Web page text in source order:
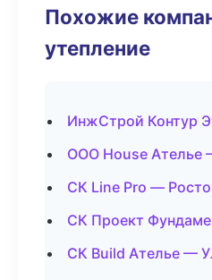
Похожие
утепление
ИнжСтрой Контур
ООО House Ателье
СК Line Pro —
СК Проект
СК Build Ателье —